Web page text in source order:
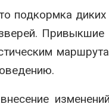
подкормка